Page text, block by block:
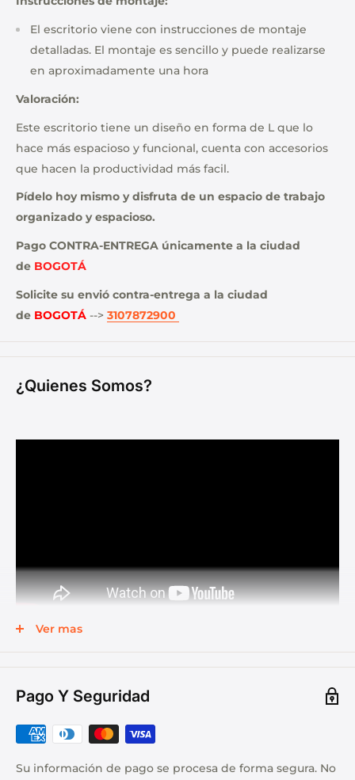
El escritorio viene con instrucciones de montaje
detalladas. El montaje es sencillo y puede realizarse
en aproximadamente una hora
Valoración:
Este escritorio tiene un diseño en forma de L que lo
hace más espacioso y funcional, cuenta con accesorios
que hacen la productividad más facil.
Pídelo hoy mismo y disfruta de un espacio de trabajo
organizado y espacioso.
Pago CONTRA-ENTREGA únicamente a la ciudad
de BOGOTÁ
Solicite su envió contra-entrega a la ciudad
de BOGOTÁ --> 3107872900
¿Quienes Somos?
Ver mas
Pago Y Seguridad
Su información de pago se procesa de forma segura. No